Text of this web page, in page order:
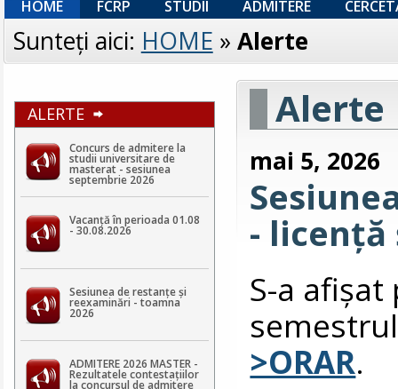
HOME FCRP STUDII ADMITERE
Sunteţi aici: HOME » Alerte
ALERTE
Concurs de admitere la
studii universitare de
masterat - sesiunea
septembrie 2026
Vacanță în perioada 01.08
- 30.08.2026
Sesiunea de restanțe și
reexaminări - toamna
2026
ADMITERE 2026 MASTER -
Rezultatele contestaţiilor
la concursul de admitere
Alerte
mai 5, 2026
- licență
S-a
>ORAR.